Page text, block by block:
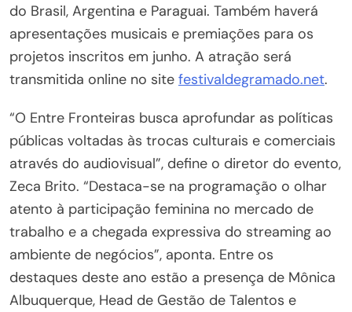
do Brasil, Argentina e Paraguai. Também haverá
apresentações musicais e premiações para os
projetos inscritos em junho. A atração será
transmitida online no site festivaldegramado.net.
“O Entre Fronteiras busca aprofundar as políticas
públicas voltadas às trocas culturais e comerciais
através do audiovisual”, define o diretor do evento,
Zeca Brito. “Destaca-se na programação o olhar
atento à participação feminina no mercado de
trabalho e a chegada expressiva do streaming ao
ambiente de negócios”, aponta. Entre os
destaques deste ano estão a presença de Mônica
Albuquerque, Head de Gestão de Talentos e